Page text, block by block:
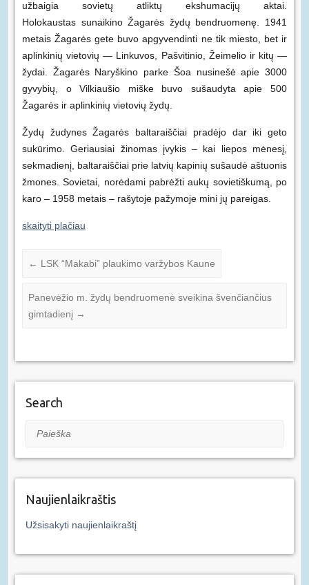
užbaigia sovietų atliktų ekshumacijų aktai.
Holokaustas sunaikino Žagarės žydų bendruomenę. 1941
metais Žagarės gete buvo apgyvendinti ne tik miesto, bet ir
aplinkinių vietovių — Linkuvos, Pašvitinio, Žeimelio ir kitų —
žydai. Žagarės Naryškino parke Šoa nusinešė apie 3000
gyvybių, o Vilkiaušio miške buvo sušaudyta apie 500
Žagarės ir aplinkinių vietovių žydų.
Žydų žudynes Žagarės baltaraiščiai pradėjo dar iki geto
sukūrimo. Geriausiai žinomas įvykis – kai liepos mėnesį,
sekmadienį, baltaraiščiai prie latvių kapinių sušaudė aštuonis
žmones. Sovietai, norėdami pabrėžti aukų sovietiškumą, po
karo – 1958 metais – rašytoje pažymoje mini jų pareigas.
skaityti plačiau
← LSK “Makabi” plaukimo varžybos Kaune
Panevėžio m. žydų bendruomenė sveikina švenčiančius
gimtadienį →
Search
Paieška
Naujienlaikraštis
Užsisakyti naujienlaikraštį